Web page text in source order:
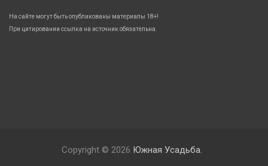
На сайте могут быть опубликованы материалы 18+!
При цитировании ссылка на источник обязательна.
Copyright © 2026 Южная Усадьба.